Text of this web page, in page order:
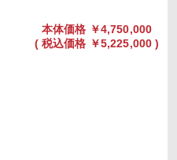
本体価格 ￥4,750,000
( 税込価格 ￥5,225,000 )